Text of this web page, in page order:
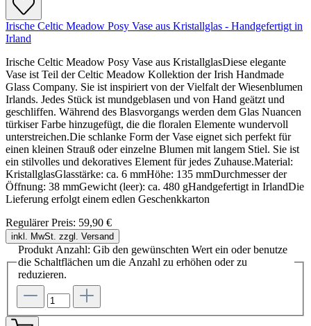
Irische Celtic Meadow Posy Vase aus Kristallglas - Handgefertigt in
Irland
Irische Celtic Meadow Posy Vase aus KristallglasDiese elegante
Vase ist Teil der Celtic Meadow Kollektion der Irish Handmade
Glass Company. Sie ist inspiriert von der Vielfalt der Wiesenblumen
Irlands. Jedes Stück ist mundgeblasen und von Hand geätzt und
geschliffen. Während des Blasvorgangs werden dem Glas Nuancen
türkiser Farbe hinzugefügt, die die floralen Elemente wundervoll
unterstreichen.Die schlanke Form der Vase eignet sich perfekt für
einen kleinen Strauß oder einzelne Blumen mit langem Stiel. Sie ist
ein stilvolles und dekoratives Element für jedes Zuhause.Material:
KristallglasGlasstärke: ca. 6 mmHöhe: 135 mmDurchmesser der
Öffnung: 38 mmGewicht (leer): ca. 480 gHandgefertigt in IrlandDie
Lieferung erfolgt einem edlen Geschenkkarton
Regulärer Preis: 59,90 €
inkl. MwSt. zzgl. Versand
Produkt Anzahl: Gib den gewünschten Wert ein oder benutze
die Schaltflächen um die Anzahl zu erhöhen oder zu
reduzieren.